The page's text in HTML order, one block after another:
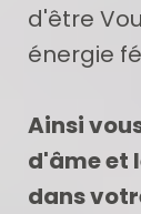
d'être
énergie
Ainsi
d'âme et
dans